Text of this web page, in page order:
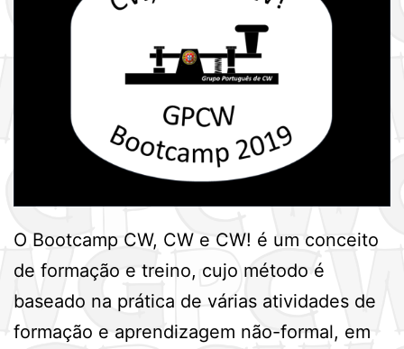
O Bootcamp CW, CW e CW! é um conceito
de formação e treino, cujo método é
baseado na prática de várias atividades de
formação e aprendizagem não-formal, em